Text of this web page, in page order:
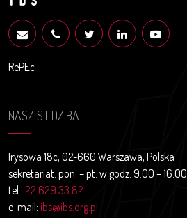
RePEc
NASZ SIEDZIBA
Irysowa 18c, 02-660 Warszawa, Polska
sekretariat: pon. – pt. w godz. 9.00 – 16.00
tel.: 22 629 33 82
e-mail: ibs@ibs.org.pl